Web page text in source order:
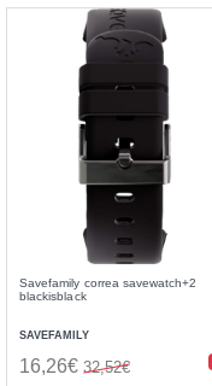
Savefamily correa savewatch+2
blackisblack
SAVEFAMILY
16,26€ 32,52€